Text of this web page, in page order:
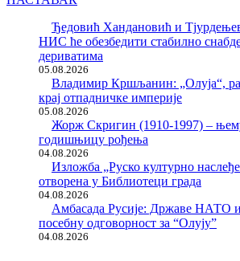
Ђедовић Хандановић и
НИС ће обезбедити стабилно
дериватима
05.08.2026
Владимир Кршљанин: „Олуја“,
крај отпадничке империје
05.08.2026
Жорж Скригин (1910-1997) –
годишњицу рођења
04.08.2026
Изложба „Руско културно
отворена у Библиотеци града
04.08.2026
Амбасада Русије: Државе НАТО
посебну одговорност за “Олују”
04.08.2026